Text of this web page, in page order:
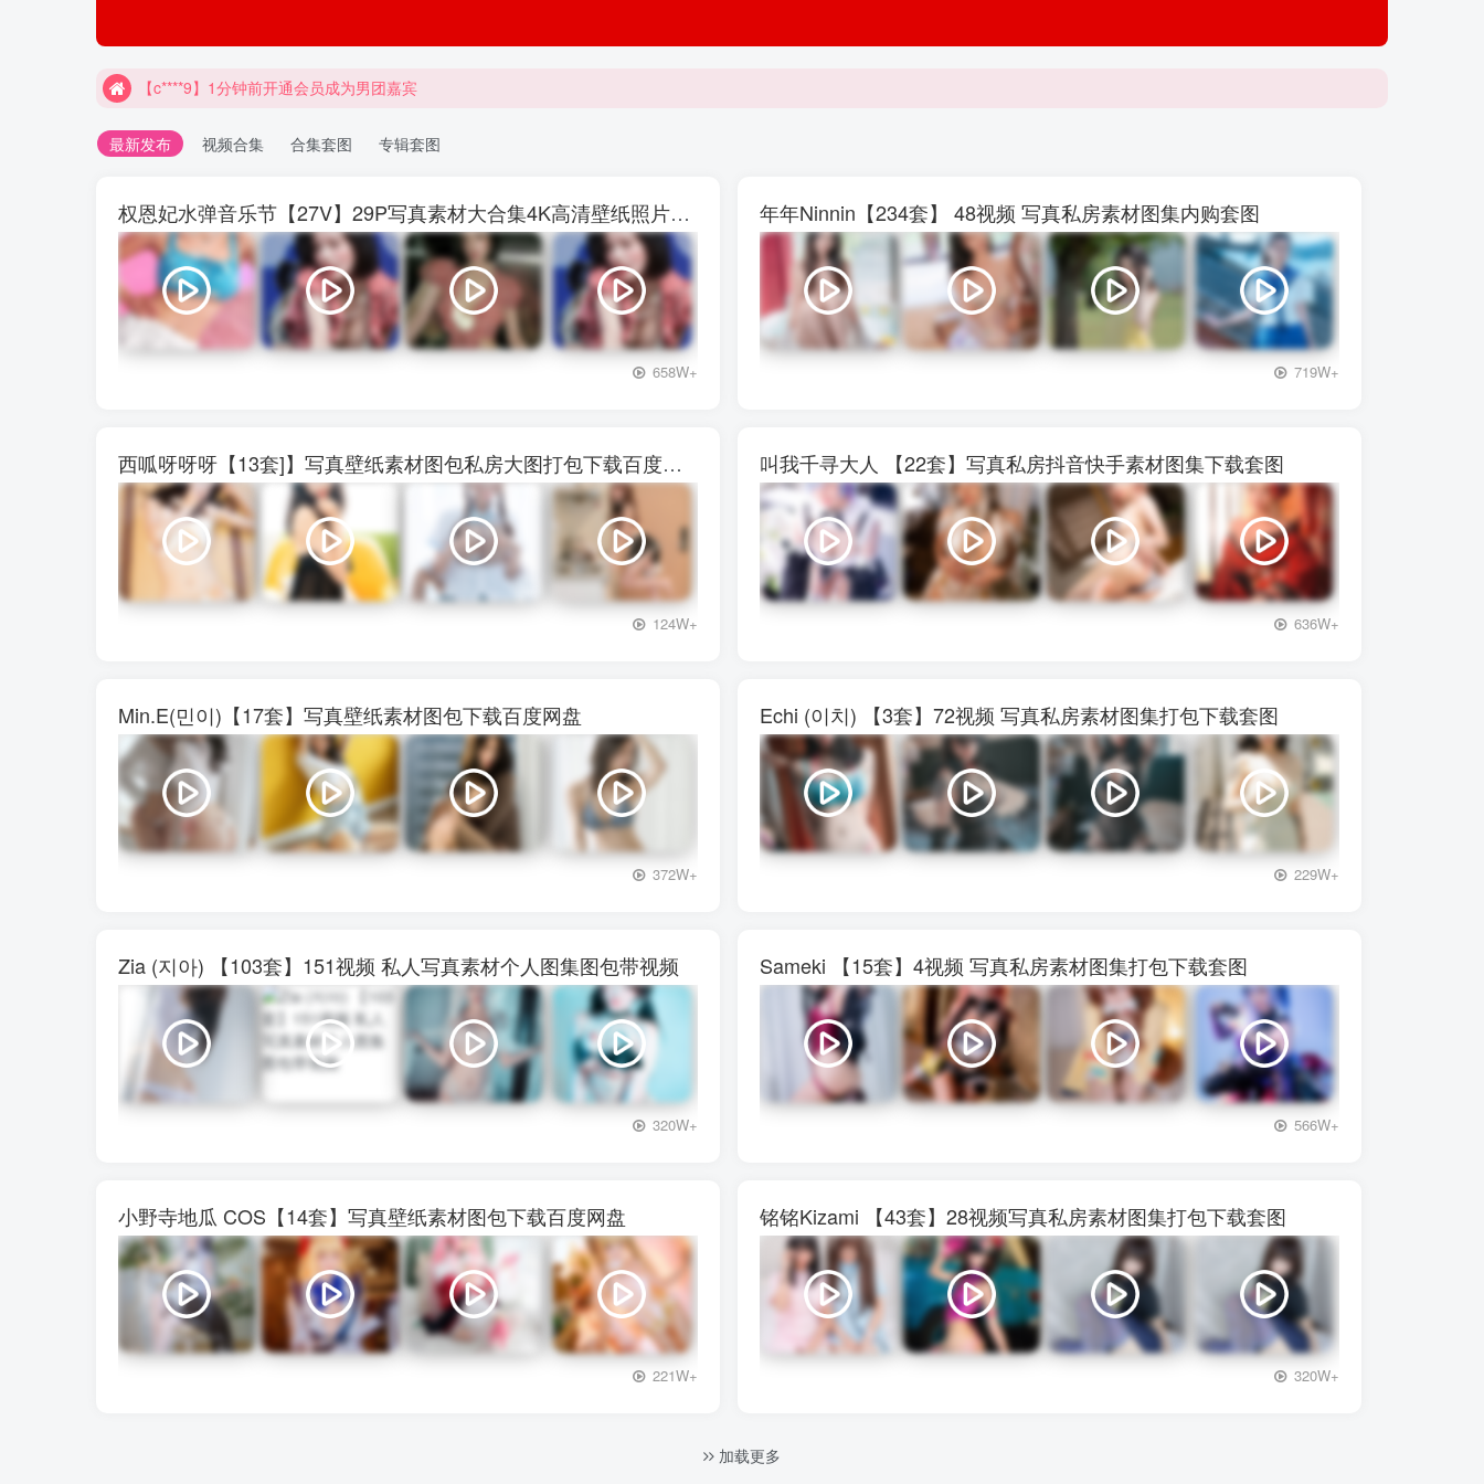
【c****9】1分钟前开通会员成为男团嘉宾
最新发布 视频合集 合集套图 专辑套图
权恩妃水弹音乐节【27V】29P写真素材大合集4K高清壁纸照片素材
+3
658W+
年年Ninnin【234套】 48视频 写真私房素材图集内购套图
+3
719W+
西呱呀呀呀【13套]】写真壁纸素材图包私房大图打包下载百度网盘
124W+
叫我千寻大人 【22套】写真私房抖音快手素材图集下载套图
636W+
Min.E(민이)【17套】写真壁纸素材图包下载百度网盘
+3
372W+
Echi (이치) 【3套】72视频 写真私房素材图集打包下载套图
229W+
Zia (지아) 【103套】151视频 私人写真素材个人图集图包带视频
+3
320W+
Sameki 【15套】4视频 写真私房素材图集打包下载套图
566W+
小野寺地瓜 COS【14套】写真壁纸素材图包下载百度网盘
221W+
铭铭Kizami 【43套】28视频写真私房素材图集打包下载套图
+3
320W+
加载更多